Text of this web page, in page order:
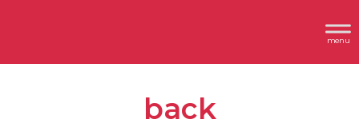
Header
Rechts
back